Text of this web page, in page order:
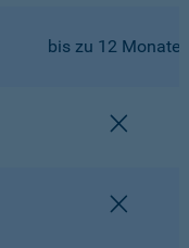
bis zu 12 Monaten